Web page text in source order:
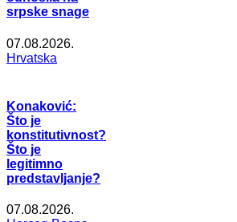
srpske snage
07.08.2026.
Hrvatska
Konaković:
Što je
konstitutivnost?
Što je
legitimno
predstavljanje?
07.08.2026.